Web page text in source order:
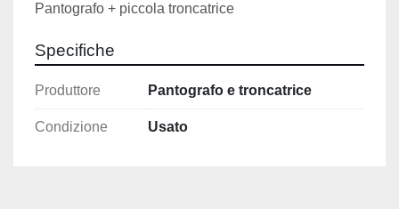
Pantografo + piccola troncatrice
Specifiche
Produttore Pantografo e troncatrice
Condizione Usato